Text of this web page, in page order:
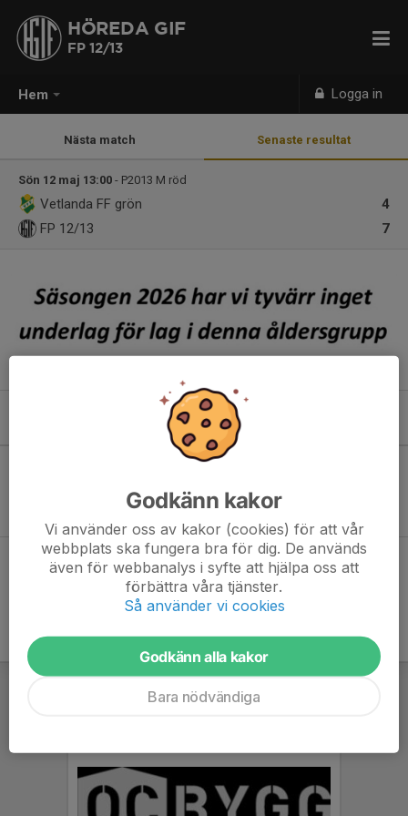
Hem Logga in
HÖREDA GIF
FP 12/13
Nästa match Senaste resultat
Sön 12 maj 13:00 - P2013 M röd
4
Vetlanda FF grön
7
FP 12/13
Kommande aktiviteter
Inga aktiviteter inbokade
Hela kalendern
Godkänn kakor
Vi använder oss av kakor (cookies) för att vår
webbplats ska fungera bra för dig. De används
även för webbanalys i syfte att hjälpa oss att
förbättra våra tjänster.
Så använder vi cookies
Godkänn alla kakor
Bara nödvändiga